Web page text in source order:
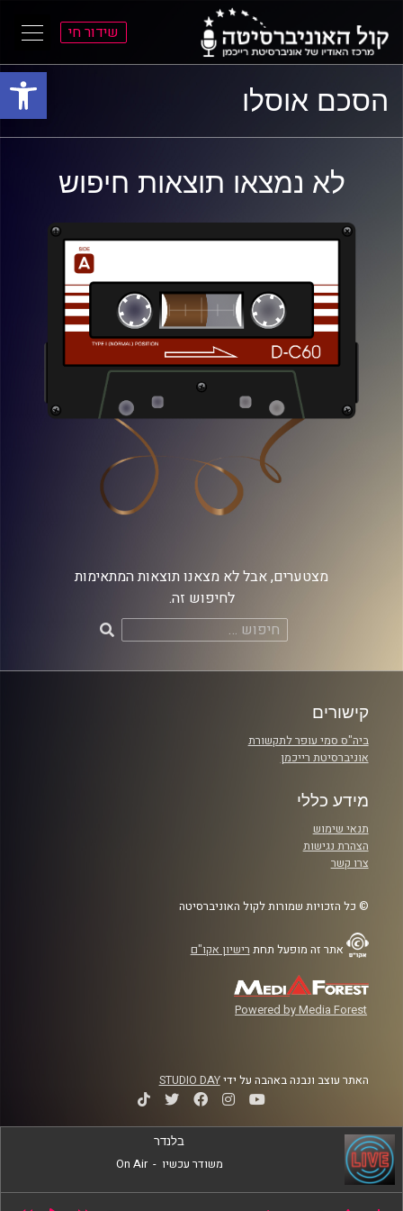
פתח
התפריט
הראשי
התוכן
הראשי
שידור חי
הסכם אוסלו
לא נמצאו תוצאות חיפוש
מצטערים, אבל לא מצאנו תוצאות המתאימות
לחיפוש זה.
חיפוש:
קישורים
ביה"ס סמי עופר לתקשורת
אוניברסיטת רייכמן
מידע כללי
תנאי שימוש
הצהרת נגישות
צרו קשר
© כל הזכויות שמורות לקול האוניברסיטה
אתר זה מופעל תחת רישיון אקו"ם
Powered by Media Forest
האתר עוצב ונבנה באהבה על ידיSTUDIO DAY
בלנדר
משודר עכשיו -
On Air